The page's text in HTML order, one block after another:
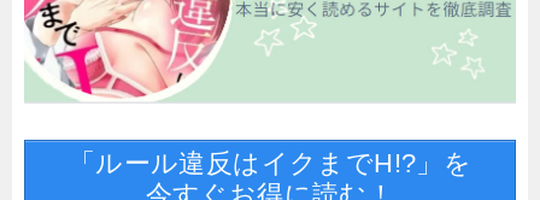
「ルール違反はイクまでH!?」を